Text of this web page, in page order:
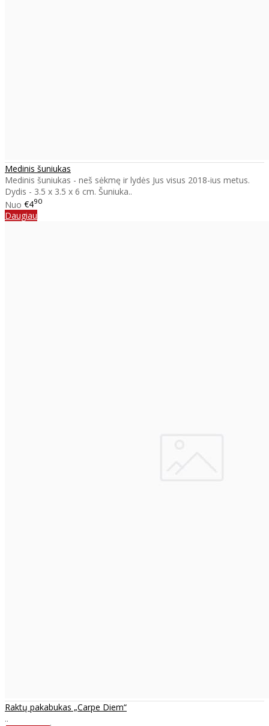
Medinis šuniukas
Medinis šuniukas - neš sėkmę ir lydės Jus visus 2018-ius metus.
Dydis - 3.5 x 3.5 x 6 cm. Šuniuka..
Nuo €490
Daugiau
Raktų pakabukas „Carpe Diem“
..